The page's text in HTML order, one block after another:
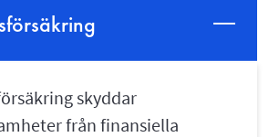
skyddar
från finansiella